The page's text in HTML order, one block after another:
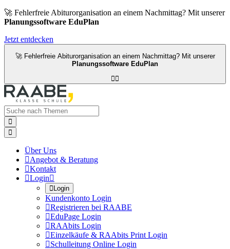
🚀 Fehlerfreie Abiturorganisation an einem Nachmittag? Mit unserer
Planungssoftware EduPlan
Jetzt entdecken
🚀 Fehlerfreie Abiturorganisation an einem Nachmittag? Mit unserer
Planungssoftware EduPlan



Über Uns
Angebot & Beratung
Kontakt
Login
Login
Kundenkonto Login
Registrieren bei RAABE
EduPage Login
RAAbits Login
Einzelkäufe & RAAbits Print Login
Schulleitung Online Login